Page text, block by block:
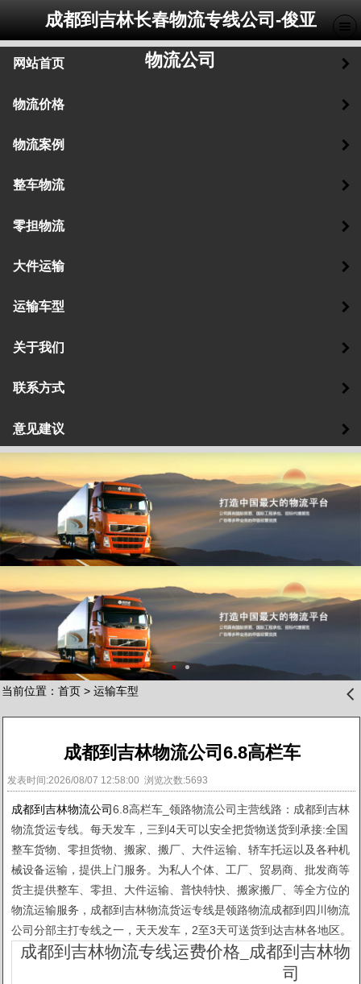
成都到吉林长春物流专线公司-俊亚
物流公司
网站首页
物流价格
物流案例
整车物流
零担物流
大件运输
运输车型
关于我们
联系方式
意见建议
当前位置： 首页> 运输车型 󰊒
成都到吉林物流公司6.8高栏车
发表时间:2026/08/07 12:58:00 浏览次数:5693
成都到吉林物流公司6.8高栏车_领路物流公司主营线路：成都到吉林
物流货运专线。每天发车，三到4天可以安全把货物送货到承接:全国
整车货物、零担货物、搬家、搬厂、大件运输、轿车托运以及各种机
械设备运输，提供上门服务。为私人个体、工厂、贸易商、批发商等
货主提供整车、零担、大件运输、普快特快、搬家搬厂、等全方位的
物流运输服务，成都到吉林物流货运专线是领路物流成都到四川物流
公司分部主打专线之一，天天发车，2至3天可送货到达吉林各地区。
成都到吉林物流专线运费价格_成都到吉林物
司